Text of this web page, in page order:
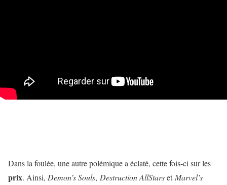
Dans la foulée, une autre polémique a éclaté, cette fois-ci sur les
prix. Ainsi, Demon’s Souls, Destruction AllStarset Marvel’s